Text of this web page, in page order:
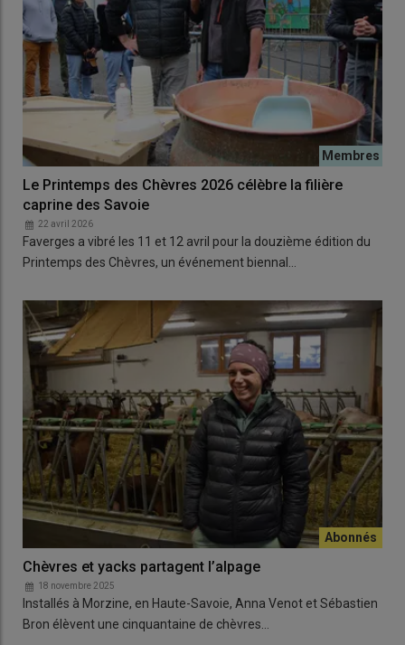
Le Printemps des Chèvres 2026 célèbre la filière
caprine des Savoie
22 avril 2026
Faverges a vibré les 11 et 12 avril pour la douzième édition du
Printemps des Chèvres, un événement biennal…
Chèvres et yacks partagent l’alpage
18 novembre 2025
Installés à Morzine, en Haute-Savoie, Anna Venot et Sébastien
Bron élèvent une cinquantaine de chèvres…